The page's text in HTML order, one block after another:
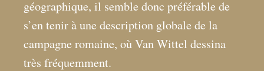
géographique, il semble donc préférable de
s’en tenir à une description globale de la
campagne romaine, où Van Wittel dessina
très fréquemment.